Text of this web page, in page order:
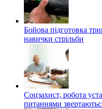
Бойова підготовка
навички стрільби
Соцзахист, робота
питаннями